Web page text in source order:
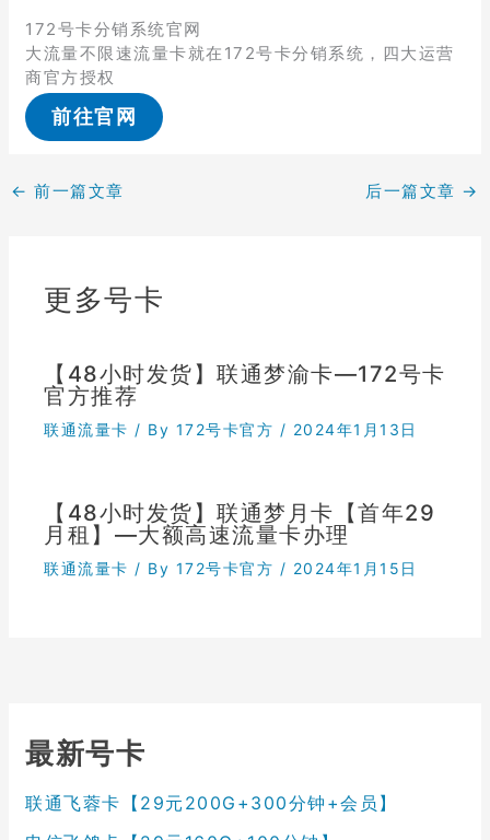
172号卡分销系统官网
大流量不限速流量卡就在172号卡分销系统，四大运营
商官方授权
前往官网
← 前一篇文章 后一篇文章 →
更多号卡
【48小时发货】联通梦渝卡—172号卡
官方推荐
联通流量卡 / By 172号卡官方 / 2024年1月13日
【48小时发货】联通梦月卡【首年29
月租】—大额高速流量卡办理
联通流量卡 / By 172号卡官方 / 2024年1月15日
最新号卡
联通飞蓉卡【29元200G+300分钟+会员】